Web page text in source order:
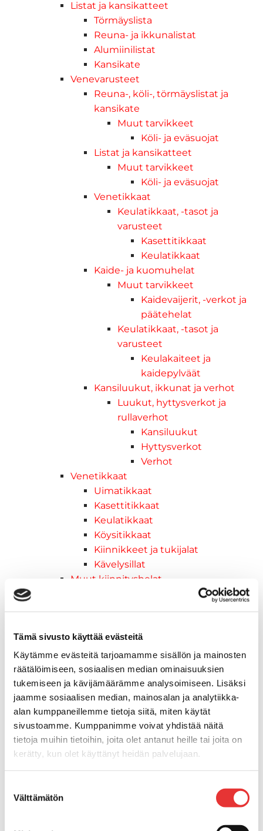
Tämä sivusto käyttää evästeitä
Käytämme evästeitä tarjoamamme sisällön ja mainosten
räätälöimiseen, sosiaalisen median ominaisuuksien
tukemiseen ja kävijämäärämme analysoimiseen. Lisäksi
jaamme sosiaalisen median, mainosalan ja analytiikka-
alan kumppaneillemme tietoja siitä, miten käytät
sivustoamme. Kumppanimme voivat yhdistää näitä
tietoja muihin tietoihin, joita olet antanut heille tai joita on
kerätty, kun olet käyttänyt heidän palvelujaan.
valinta
Välttämätön
Listat ja kansikatteet
Törmäyslista
Reuna- ja ikkunalistat
Alumiinilistat
Kansikate
Venevarusteet
Reuna-, köli-, törmäyslistat ja
kansikate
Muut tarvikkeet
Köli- ja eväsuojat
Listat ja kansikatteet
Muut tarvikkeet
Köli- ja eväsuojat
Venetikkaat
Keulatikkaat, -tasot ja
varusteet
Kasettitikkaat
Keulatikkaat
Kaide- ja kuomuhelat
Muut tarvikkeet
Kaidevaijerit, -verkot ja
päätehelat
Keulatikkaat, -tasot ja
varusteet
Keulakaiteet ja
kaidepylväät
Kansiluukut, ikkunat ja verhot
Luukut, hyttysverkot ja
rullaverhot
Kansiluukut
Hyttysverkot
Verhot
Venetikkaat
Uimatikkaat
Kasettitikkaat
Keulatikkaat
Köysitikkaat
Kiinnikkeet ja tukijalat
Kävelysillat
Muut kiinnityshelat
Tuulilasin kiinnike
Reuna-, köli-, törmäyslistat ja kansikate
Törmäyslista
Kansikate
Reuna- ja ikkunalistat
Alumiinilistat
Kävelysillat ja Taavetit
Kiinnitysvarret
SUP-laudan telineet
Kuljetusrampit
Kuljetusramppien tarvikkeet